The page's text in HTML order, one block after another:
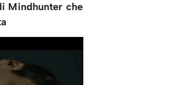
Mindhunter che